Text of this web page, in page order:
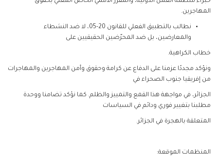
المهاجرين.
نطالب بالتطبيق الفعلي للقانون 20-05، لا ضد النشطاء
والمعارضين، بل ضد المحرّضين الحقيقيين على
خطاب الكراهية.
ونؤكد مجددًا عزمنا على الدفاع عن كرامة وحقوق وأمن المهاجرين والمهاجرات
من إفريقيا جنوب الصحراء في
الجزائر، في مواجهة هذا القمع والتمييز والظلم. كما نؤكد تضامنا ووحدة
مطلبنا بتغيير فوري ودائم في السياسات
المتعلقة بالهجرة في الجزائر.
المنظمات الموقعة: